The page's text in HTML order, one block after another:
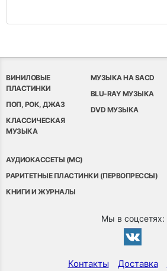
ВИНИЛОВЫЕ
ПЛАСТИНКИ
ПОП, РОК, ДЖАЗ
КЛАССИЧЕСКАЯ
МУЗЫКА
МУЗЫКА НА SACD
BLU-RAY МУЗЫКА
DVD МУЗЫКА
АУДИОКАССЕТЫ (MC)
РАРИТЕТНЫЕ ПЛАСТИНКИ (ПЕРВОПРЕССЫ)
КНИГИ И ЖУРНАЛЫ
Мы в соцсетях:
Контакты Доставка